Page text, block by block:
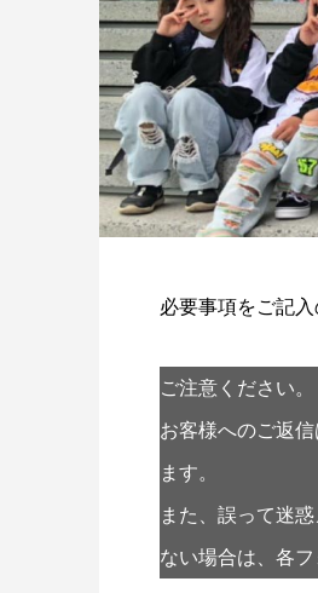
必要事項をご記
ご注意ください。
お客様へのご返
ます。
また、誤って迷
ない場合は、各